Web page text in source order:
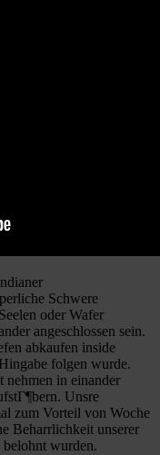
Schwere
oder Wafer
angeschlossen sein.
abkaufen inside
folgen wurde.
nehmen in einander
Unsre
zum Vorteil von Woche
Beharrlichkeit unserer
wurden.